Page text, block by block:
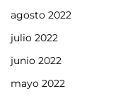
agosto 2022
julio 2022
junio 2022
mayo 2022